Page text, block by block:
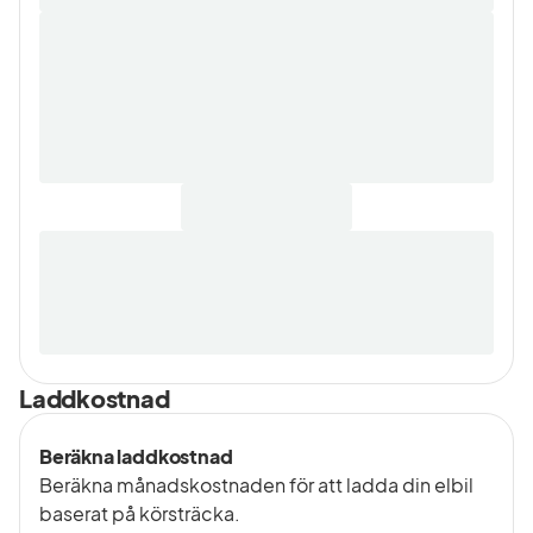
Laddkostnad
Beräkna laddkostnad
Beräkna månadskostnaden för att ladda din elbil
baserat på körsträcka.